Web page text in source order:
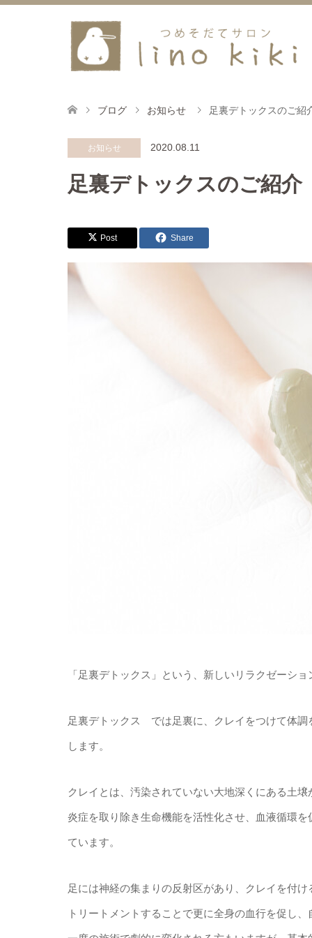
ブログ お知らせ 足裏デトックスのご紹
お知らせ 2020.08.11
足裏デトックスのご紹介
Post Share
「足裏デトックス」という、新しいリラクゼーシ
足裏デトックス では足裏に、クレイをつけて体調
します。
クレイとは、汚染されていない大地深くにある土
炎症を取り除き生命機能を活性化させ、血液循環
ています。
足には神経の集まりの反射区があり、クレイを付
トリートメントすることで更に全身の血行を促し